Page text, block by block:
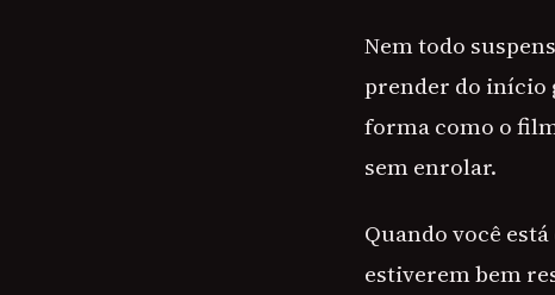
Nem todo
prender do início
forma como o
sem enrolar.
Quando você
estiverem bem